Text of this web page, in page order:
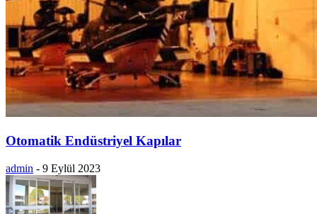
Otomatik Endüstriyel Kapılar
admin - 9 Eylül 2023